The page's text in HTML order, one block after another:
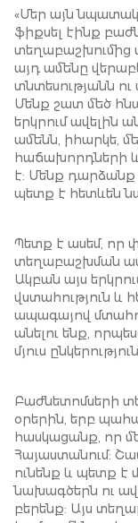
«Մեր այն
ֆիքսել էինք
տեղաբաշխումից
այդ ամենը
տնտեսությանն
Մենք շատ մեծ
երկրում ավելին
ամենն, իհարկե,
հաճախորդների
է: Մենք դարձանք
պետք է հետևեն
Պետք է ասեմ, որ
տեղաբաշխման
Ակբան այս
վստահություն և
ապագայով
անելու ենք,
մյուս
Բաժնետոմսերի
օրերին, երբ
հասկացանք, որ
Հայաստանում:
ունենք և պետք է
նախագծերն ու
բերենք: Այս